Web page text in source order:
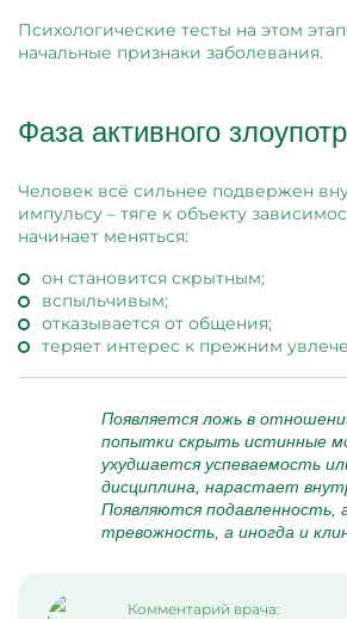
Психологические тесты на этом
начальные признаки заболевания.
Фаза активного
Человек всё сильнее подвержен
импульсу – тяге к объекту
начинает меняться:
он становится скрытным;
вспыльчивым;
отказывается от общения;
теряет интерес к прежним
Появляется ложь в
попытки скрыть истинные
ухудшается успеваемость
дисциплина, нарастает
Появляются подавленность,
тревожность, а иногда и
Комментарий врача: